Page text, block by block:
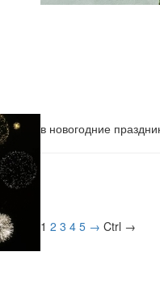
в новогодние
1 2 3 4 5 → Ctrl →